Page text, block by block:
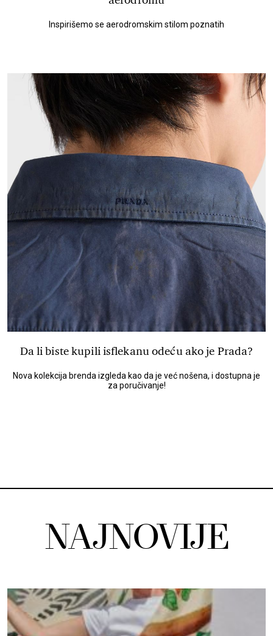
Inspirišemo se aerodromskim stilom poznatih
Da li biste kupili isflekanu odeću ako je Prada?
Nova kolekcija brenda izgleda kao da je već nošena, i dostupna je
za poručivanje!
NAJNOVIJE